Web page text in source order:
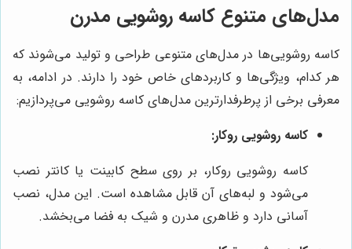
مدل‌های متنوع کاسه روشویی مدرن
کاسه روشویی‌ها در مدل‌های متنوعی طراحی و تولید می‌شوند که
هر کدام، ویژگی‌ها و کاربردهای خاص خود را دارند. در ادامه، به
معرفی برخی از پرطرفدارترین مدل‌های کاسه روشویی می‌پردازیم:
کاسه روشویی روکار:
کاسه روشویی روکار، بر روی سطح کابینت یا کانتر نصب
می‌شود و لبه‌های آن قابل مشاهده است. این مدل، نصب
آسانی دارد و ظاهری مدرن و شیک به فضا می‌بخشد.